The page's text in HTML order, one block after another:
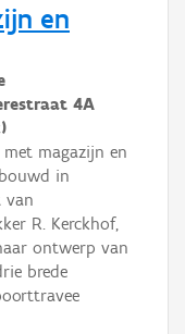
en
4A
met magazijn en
in
van
R. Kerckhof,
ontwerp van
brede